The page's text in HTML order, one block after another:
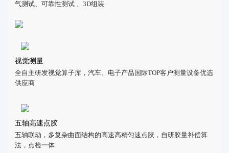
气测试、可靠性测试 、3D组装
视觉测量
全自主研发视觉算子库，汽车、电子产品国际TOP客户测量设备优选
供应商
五轴高速点胶
五轴联动，多复杂曲面结构的高速高精匀速点胶，自研胶量补偿算
法，点检一体